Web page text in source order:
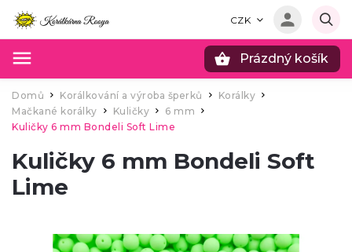
CZK
Prázdný košík
Domů / Korálkování a výroba šperků Korálky /
Mačkané korálky
Kuličky / 6 mm /
Kuličky 6 mm Bondeli Soft Lime
Kuličky 6 mm Bondeli Soft
Lime